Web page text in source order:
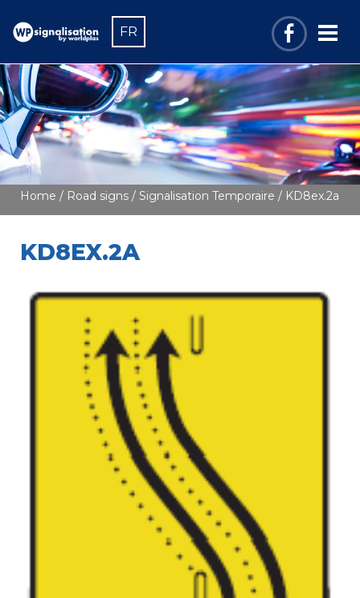
FR
Home / Road signs / Signalisation Temporaire / KD8ex.2a
KD8EX.2A